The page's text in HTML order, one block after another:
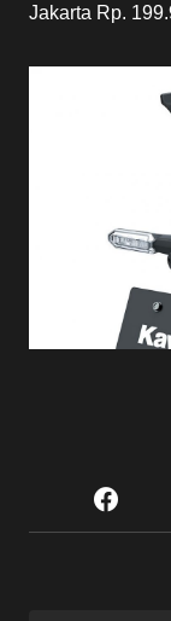
Jakarta Rp.